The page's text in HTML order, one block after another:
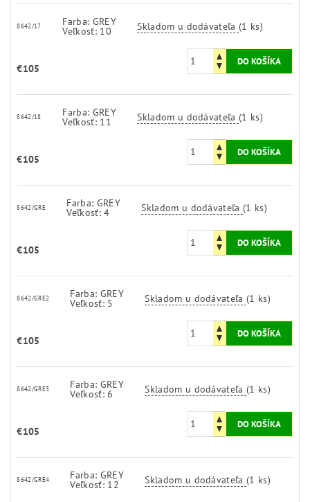
8642/17 Farba: GREY
Veľkosť: 10 Skladom u dodávateľa(1 ks)
€105
8642/18 Farba: GREY
Veľkosť: 11 Skladom u dodávateľa(1 ks)
€105
8642/GRE Farba: GREY
Veľkosť: 4 Skladom u dodávateľa(1 ks)
€105
8642/GRE2 Farba: GREY
Veľkosť: 5 Skladom u dodávateľa(1 ks)
€105
8642/GRE3 Farba: GREY
Veľkosť: 6 Skladom u dodávateľa(1 ks)
€105
8642/GRE4 Farba: GREY
Veľkosť: 12 Skladom u dodávateľa(1 ks)